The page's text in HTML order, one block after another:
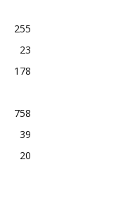
255
23
178
758
39
20